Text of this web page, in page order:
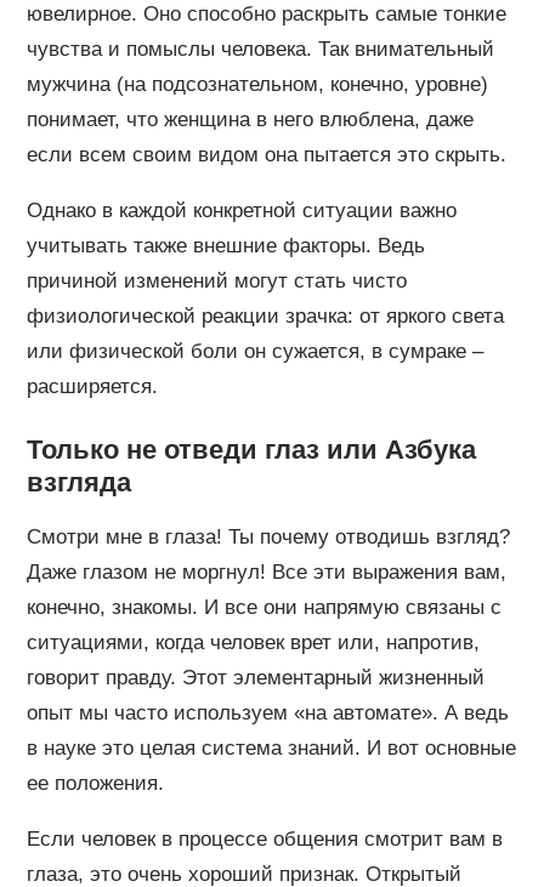
ювелирное. Оно способно раскрыть самые тонкие
чувства и помыслы человека. Так внимательный
мужчина (на подсознательном, конечно, уровне)
понимает, что женщина в него влюблена, даже
если всем своим видом она пытается это скрыть.
Однако в каждой конкретной ситуации важно
учитывать также внешние факторы. Ведь
причиной изменений могут стать чисто
физиологической реакции зрачка: от яркого света
или физической боли он сужается, в сумраке –
расширяется.
Только не отведи глаз или Азбука
взгляда
Смотри мне в глаза! Ты почему отводишь взгляд?
Даже глазом не моргнул! Все эти выражения вам,
конечно, знакомы. И все они напрямую связаны с
ситуациями, когда человек врет или, напротив,
говорит правду. Этот элементарный жизненный
опыт мы часто используем «на автомате». А ведь
в науке это целая система знаний. И вот основные
ее положения.
Если человек в процессе общения смотрит вам в
глаза, это очень хороший признак. Открытый